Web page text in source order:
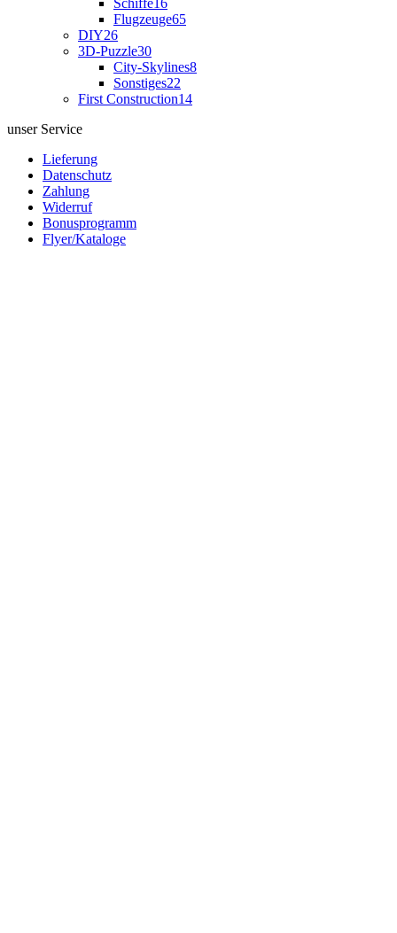
Flugzeuge65
DIY26
3D-Puzzle30
City-Skylines8
Sonstiges22
First Construction14
unser Service
Lieferung
Datenschutz
Zahlung
Widerruf
Bonusprogramm
Flyer/Kataloge